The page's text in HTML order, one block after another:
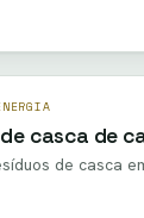
casca de
de casca